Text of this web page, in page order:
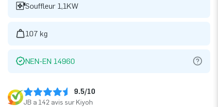
Souffleur 1,1KW
107 kg
NEN-EN 14960
9.5/10
JB a 142 avis sur Kiyoh